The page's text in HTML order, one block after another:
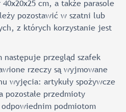
cm, a także parasole
pozostawić w szatni lub
z których korzystanie jest
następuje przegląd szafek
rzeczy są wyjmowane
wyjęcia: artykuły spożywcze
przedmioty
podmiotom